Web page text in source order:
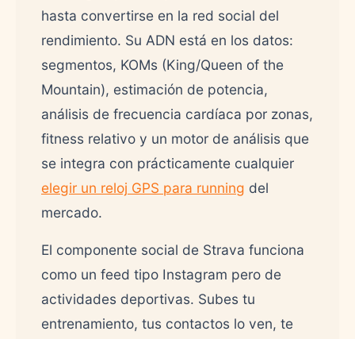
hasta convertirse en la red social del
rendimiento. Su ADN está en los datos:
segmentos, KOMs (King/Queen of the
Mountain), estimación de potencia,
análisis de frecuencia cardíaca por zonas,
fitness relativo y un motor de análisis que
se integra con prácticamente cualquier
elegir un reloj GPS para running del
mercado.
El componente social de Strava funciona
como un feed tipo Instagram pero de
actividades deportivas. Subes tu
entrenamiento, tus contactos lo ven, te